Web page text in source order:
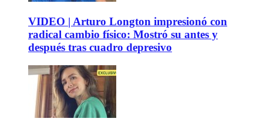
VIDEO | Arturo Longton impresionó con
radical cambio físico: Mostró su antes y
después tras cuadro depresivo